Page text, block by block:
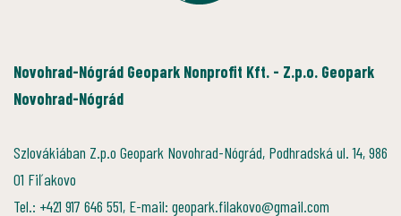
Novohrad-Nógrád Geopark Nonprofit Kft. - Z.p.o. Geopark
Novohrad-Nógrád
Szlovákiában Z.p.o Geopark Novohrad-Nógrád, Podhradská ul. 14, 986
01 Fiľakovo
Tel.: +421 917 646 551, E-mail: geopark.filakovo@gmail.com